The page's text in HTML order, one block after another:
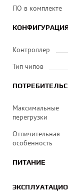
ПО в комплекте
Контроллер
Тип чипов
Максимальные
перегрузки
Отличительная
особенность
ПИТАНИЕ